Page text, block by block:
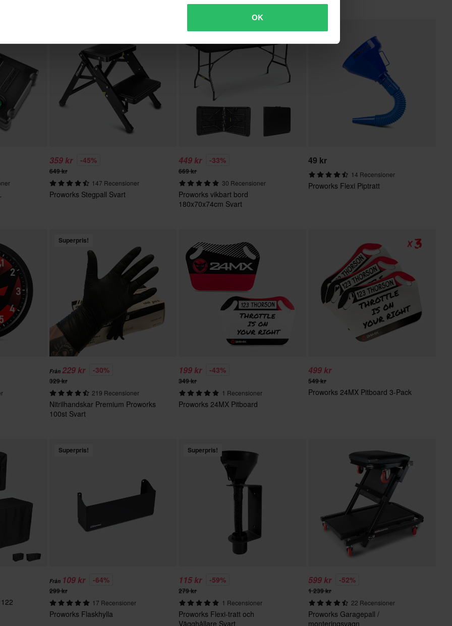
OK
359 kr -45%
649 kr
147 Recensioner
Proworks Stegpall Svart
Superpris!
449 kr -33%
669 kr
30 Recensioner
Proworks vikbart bord
180x70x74cm Svart
49 kr
14 Recensioner
Proworks Flexi Piptratt
Superpris!
Från 229 kr -30%
329 kr
219 Recensioner
Nitrilhandskar Premium Proworks
100st Svart
199 kr -43%
349 kr
1 Recensioner
Proworks 24MX Pitboard
499 kr
549 kr
Proworks 24MX Pitboard 3-Pack
Superpris!
Från 109 kr -64%
299 kr
17 Recensioner
Proworks Flaskhylla
Superpris!
115 kr -59%
279 kr
1 Recensioner
Proworks Flexi-tratt och
Vägghållare Svart
599 kr -52%
1 239 kr
22 Recensioner
Proworks Garagepall /
monteringsvagn